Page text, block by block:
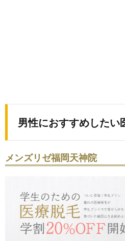
男性におすすめしたい
メンズリゼ福岡天神院